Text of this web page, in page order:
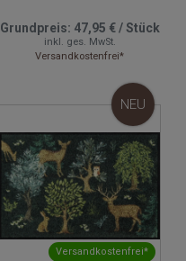
Grundpreis: 47,95 €/Stück
inkl. ges. MwSt.
Versandkostenfrei*
Versandkostenfrei*
NEU